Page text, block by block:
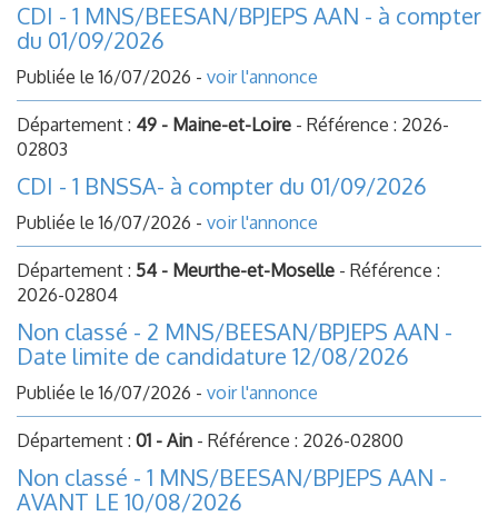
CDI - 1 MNS/BEESAN/BPJEPS AAN - à compter
du 01/09/2026
Publiée le 16/07/2026 - voir l'annonce
Département : 49 - Maine-et-Loire - Référence : 2026-
02803
CDI - 1 BNSSA- à compter du 01/09/2026
Publiée le 16/07/2026 - voir l'annonce
Département : 54 - Meurthe-et-Moselle - Référence :
2026-02804
Non classé - 2 MNS/BEESAN/BPJEPS AAN -
Date limite de candidature 12/08/2026
Publiée le 16/07/2026 - voir l'annonce
Département : 01 - Ain - Référence : 2026-02800
Non classé - 1 MNS/BEESAN/BPJEPS AAN -
AVANT LE 10/08/2026